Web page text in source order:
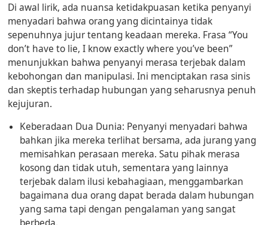
Di awal lirik, ada nuansa ketidakpuasan ketika penyanyi
menyadari bahwa orang yang dicintainya tidak
sepenuhnya jujur tentang keadaan mereka. Frasa “You
don’t have to lie, I know exactly where you’ve been”
menunjukkan bahwa penyanyi merasa terjebak dalam
kebohongan dan manipulasi. Ini menciptakan rasa sinis
dan skeptis terhadap hubungan yang seharusnya penuh
kejujuran.
Keberadaan Dua Dunia: Penyanyi menyadari bahwa
bahkan jika mereka terlihat bersama, ada jurang yang
memisahkan perasaan mereka. Satu pihak merasa
kosong dan tidak utuh, sementara yang lainnya
terjebak dalam ilusi kebahagiaan, menggambarkan
bagaimana dua orang dapat berada dalam hubungan
yang sama tapi dengan pengalaman yang sangat